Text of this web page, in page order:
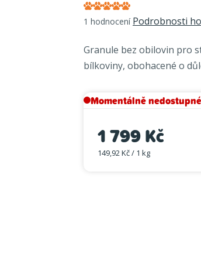
Průměrné
hodnocení
je
5,0
5
1 hodnocení Podrobnosti
Granule bez obilovin pro
bílkoviny, obohacené o
Momentálně nedostupné
1 799 Kč
Měrná cena:
149,92 Kč / 1 kg